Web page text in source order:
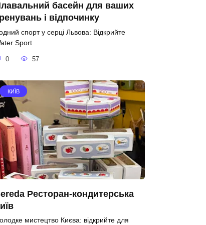
басейн для ваших
і відпочинку
спорт у серці Львова: Відкрийте
Sport
0 57
КИЇВ
Ресторан-кондитерська
мистецтво Києва: відкрийте для